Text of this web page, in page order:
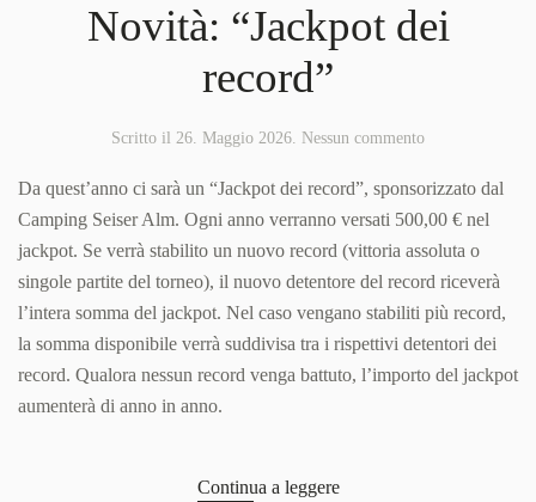
Novità: “Jackpot dei
record”
Scritto il 26. Maggio 2026. Nessun commentosu
“Jackpot
record”
Da quest’anno ci sarà un “Jackpot dei record”, sponsorizzato dal
Camping Seiser Alm. Ogni anno verranno versati 500,00 € nel
jackpot. Se verrà stabilito un nuovo record (vittoria assoluta o
singole partite del torneo), il nuovo detentore del record riceverà
l’intera somma del jackpot. Nel caso vengano stabiliti più record,
la somma disponibile verrà suddivisa tra i rispettivi detentori dei
record. Qualora nessun record venga battuto, l’importo del jackpot
aumenterà di anno in anno.
Continua a leggere